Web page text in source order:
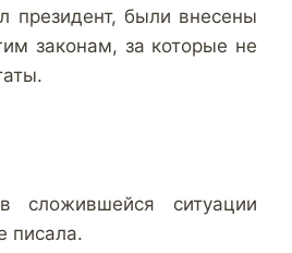
президент, были внесены
законам, за которые не
сложившейся ситуации
писала.